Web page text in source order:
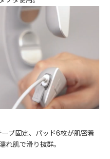
プ固定、パッド6枚が肌密着
れ肌で滑り抜群。